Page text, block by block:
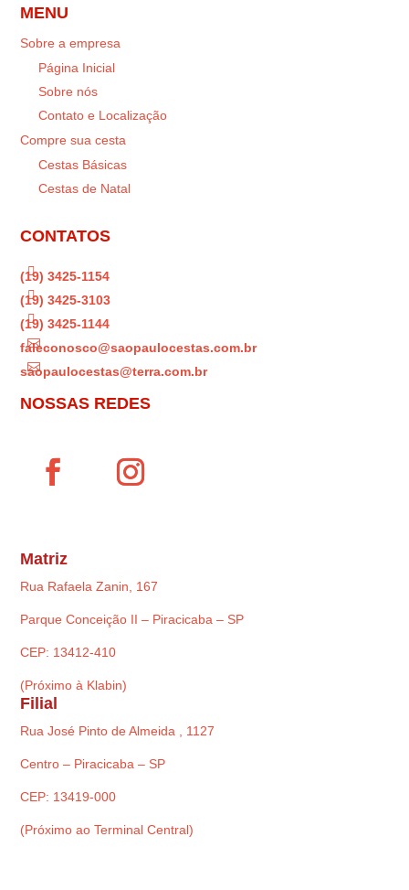
MENU
Sobre a empresa
Página Inicial
Sobre nós
Contato e Localização
Compre sua cesta
Cestas Básicas
Cestas de Natal
CONTATOS

(19) 3425-1154

(19) 3425-3103

(19) 3425-1144

faleconosco@saopaulocestas.com.br

saopaulocestas@terra.com.br
NOSSAS REDES
Matriz
Rua Rafaela Zanin, 167
Parque Conceição II – Piracicaba – SP
CEP: 13412-410
(Próximo à Klabin)
Filial
Rua José Pinto de Almeida , 1127
Centro – Piracicaba – SP
CEP: 13419-000
(Próximo ao Terminal Central)